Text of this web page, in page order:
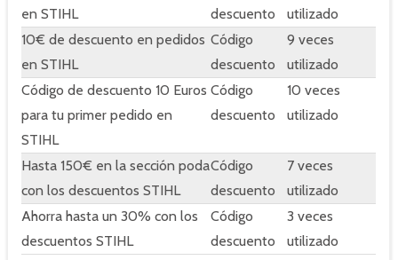
en STIHL
descuento
utilizado
10€ de descuento en pedidos
en STIHL
Código
descuento
9 veces
utilizado
Código de descuento 10 Euros
para tu primer pedido en
STIHL
Código
descuento
10 veces
utilizado
Hasta 150€ en la sección poda
con los descuentos STIHL
Código
descuento
7 veces
utilizado
Ahorra hasta un 30% con los
descuentos STIHL
Código
descuento
3 veces
utilizado